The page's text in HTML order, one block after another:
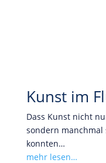
Kunst im
Dass Kunst nicht
sondern manchmal
konnten…
mehr lesen…